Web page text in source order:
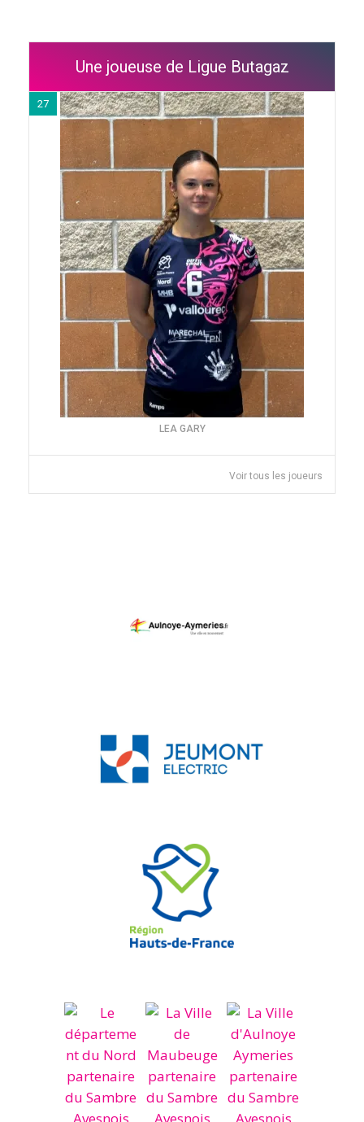
Une joueuse de Ligue Butagaz
27
LEA GARY
Voir tous les joueurs